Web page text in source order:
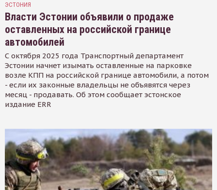
ЭСТОНИЯ
Власти Эстонии объявили о продаже
оставленных на российской границе
автомобилей
С октября 2025 года Транспортный департамент
Эстонии начнет изымать оставленные на парковке
возле КПП на российской границе автомобили, а потом
- если их законные владельцы не объявятся через
месяц - продавать. Об этом сообщает эстонское
издание ERR